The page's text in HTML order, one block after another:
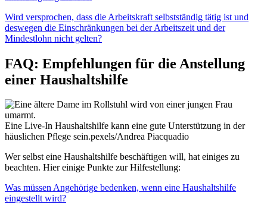
Wenn nein: Finger weg. Hier handelt es sich mit großer
Wahrscheinlichkeit um ausbeuterische Arbeitsverhältnisse.
Wird versprochen, dass die Arbeitskraft selbstständig tätig ist und
deswegen die Einschränkungen bei der Arbeitszeit und der
Mindestlohn nicht gelten?
Prüfen Sie, ob Sie wirklich eine Person suchen, die selbstständig
über ihre Arbeitsinhalte und Ihre Arbeitszeit entscheidet. Das Risiko
der illegalen Scheinselbständigkeit ist groß und kann für Sie
Sozialversicherungsbeiträge bedeuten. Außerdem darf auch von
Selbständigen nicht erwartet werden, dass sie rund um die Uhr
deutlich unter dem Mindestlohn arbeiten. Das ist sittenwidrig und
Ausbeutung.
FAQ: Empfehlungen für die Anstellung
einer Haushaltshilfe
Eine Live-In Haushaltshilfe kann eine gute Unterstützung in der
häuslichen Pflege sein.pexels/Andrea Piacquadio
Wer selbst eine Haushaltshilfe beschäftigen will, hat einiges zu
beachten. Hier einige Punkte zur Hilfestellung:
Was müssen Angehörige bedenken, wenn eine Haushaltshilfe
eingestellt wird?